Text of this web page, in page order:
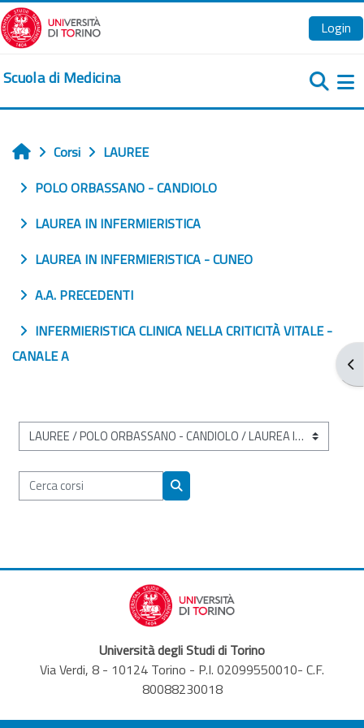
Vai al contenuto principale
Login
Scuola di Medicina
Home
Corsi
LAUREE
POLO ORBASSANO - CANDIOLO
LAUREA IN INFERMIERISTICA
LAUREA IN INFERMIERISTICA - CUNEO
A.A. PRECEDENTI
INFERMIERISTICA CLINICA NELLA CRITICITÀ VITALE -
CANALE A
Categorie di corso
Cerca corsi
Cerca corsi
Università degli Studi di Torino
Via Verdi, 8 - 10124 Torino - P.I. 02099550010- C.F.
80088230018